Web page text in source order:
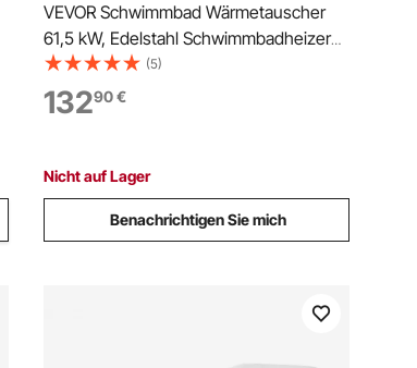
VEVOR Schwimmbad Wärmetauscher
61,5 kW, Edelstahl Schwimmbadheizer
mit 30 Rohren, Pool-Wärmeüberträger
mit 1,0 MPa Druck & 0,46 m²
Wärmetauscherfläche,
Heizung
(5)
13290€
Nicht auf Lager
Benachrichtigen Sie mich